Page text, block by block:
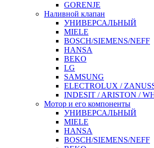
GORENJE
Наливной клапан
УНИВЕРСАЛЬНЫЙ
MIELE
BOSCH/SIEMENS/NEFF
HANSA
BEKO
LG
SAMSUNG
ELECTROLUX /
INDESIT / ARISTON /
Мотор и его компоненты
УНИВЕРСАЛЬНЫЙ
MIELE
HANSA
BOSCH/SIEMENS/NEFF